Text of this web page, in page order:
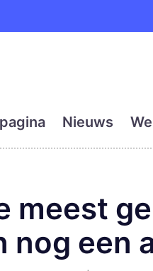
is de
Nieuws
meest
nog een